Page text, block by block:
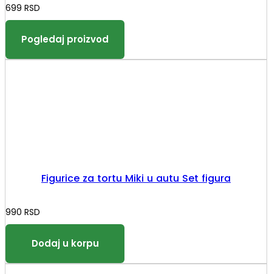
699 RSD
Figurice za tortu Miki u autu Set figura
990 RSD